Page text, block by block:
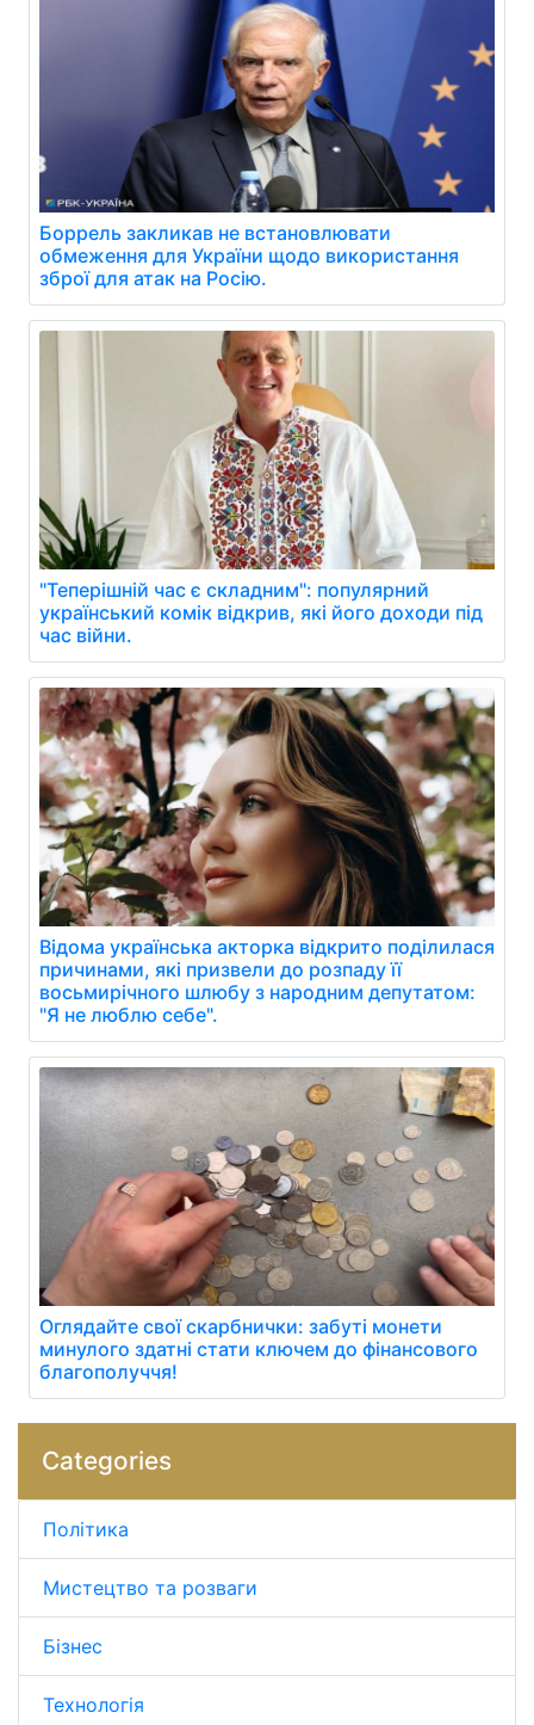
Боррель закликав не встановлювати
обмеження для України щодо використання
зброї для атак на Росію.
"Теперішній час є складним": популярний
український комік відкрив, які його доходи під
час війни.
Відома українська акторка відкрито поділилася
причинами, які призвели до розпаду її
восьмирічного шлюбу з народним депутатом:
"Я не люблю себе".
Оглядайте свої скарбнички: забуті монети
минулого здатні стати ключем до фінансового
благополуччя!
Categories
Політика
Мистецтво та розваги
Бізнес
Технологія